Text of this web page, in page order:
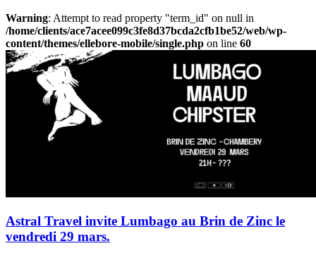
Warning: Attempt to read property "term_id" on null in
/home/clients/ace7acee099c3fe8d37bcda2cfb1be52/web/wp-
content/themes/ellebore-mobile/single.php on line 60
Astral Travel invite Lumbago au Brin de Zinc le
vendredi 29 mars.